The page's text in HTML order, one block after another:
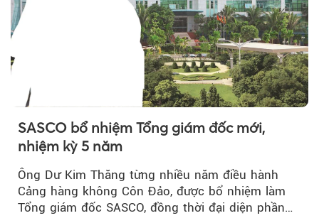
SASCO bổ nhiệm Tổng giám đốc mới,
nhiệm kỳ 5 năm
Ông Dư Kim Thăng từng nhiều năm điều hành
Cảng hàng không Côn Đảo, được bổ nhiệm làm
Tổng giám đốc SASCO, đồng thời đại diện phần